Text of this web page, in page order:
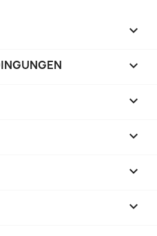





keyboard_arrow_down